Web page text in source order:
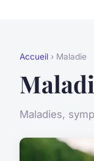
Accueil › Maladie
Maladies,